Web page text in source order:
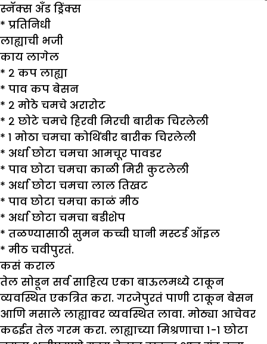
स्नॅक्स अँड ड्रिंक्स
* प्रतिनिधी
लाह्याची भजी
काय लागेल
* २ कप लाह्या
* पाव कप बेसन
* २ मोठे चमचे अरारोट
* २ छोटे चमचे हिरवी मिरची बारीक चिरलेली
* १ मोठा चमचा कोथिंबीर बारीक चिरलेली
* अर्धा छोटा चमचा आमचूर पावडर
* पाव छोटा चमचा काळी मिरी कुटलेली
* अर्धा छोटा चमचा लाल तिखट
* पाव छोटा चमचा काळं मीठ
* अर्धा छोटा चमचा बडीशेप
* तळण्यासाठी सुमन कच्ची घानी मस्टर्ड ऑइल
* मीठ चवीपुरतं.
कसं कराल
तेल सोडून सर्व साहित्य एका बाऊलमध्ये टाकून
व्यवस्थित एकत्रित करा. गरजेपुरतं पाणी टाकून बेसन
आणि मसाले लाह्यावर व्यवस्थित लावा. मोठ्या आचेवर
कढईत तेल गरम करा. लाह्याच्या मिश्रणाचा १-१ छोटा